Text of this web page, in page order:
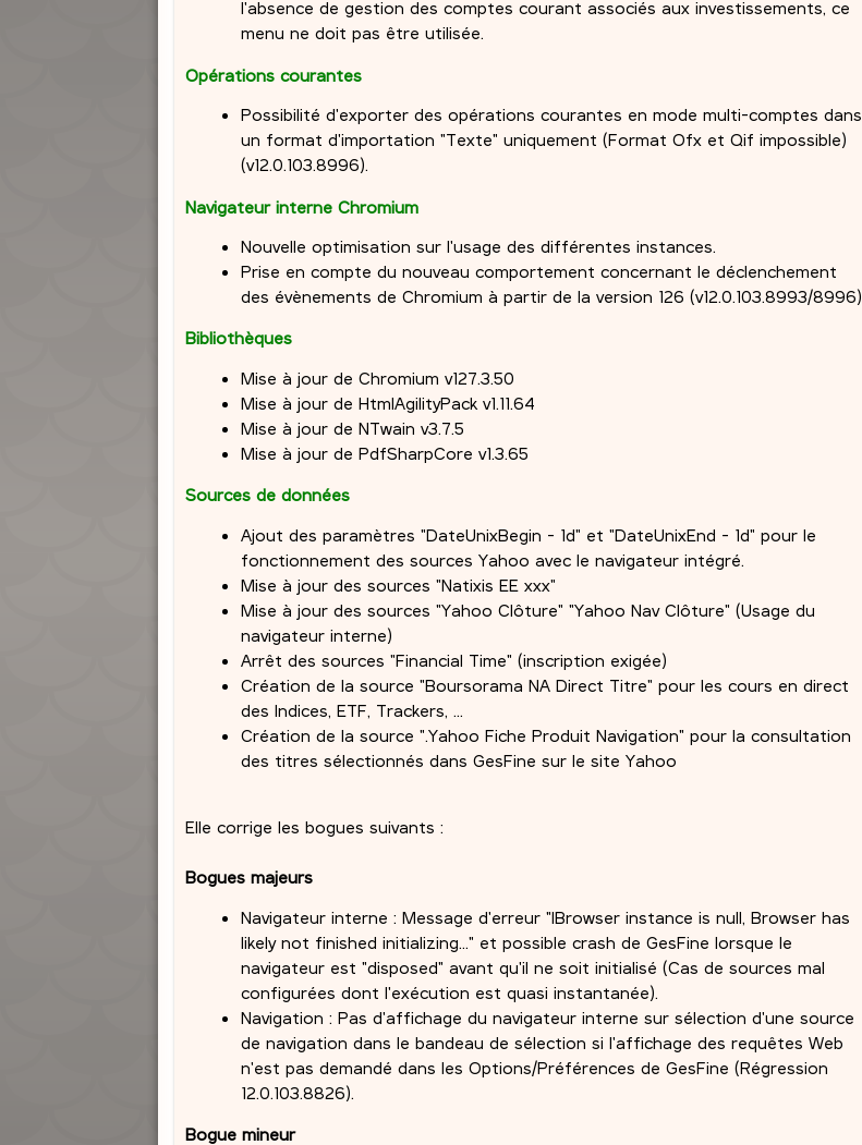
l'absence de gestion des comptes courant associés aux investissements, ce
menu ne doit pas être utilisée.
Opérations courantes
Possibilité d'exporter des opérations courantes en mode multi-comptes dans
un format d'importation "Texte" uniquement (Format Ofx et Qif impossible)
(v12.0.103.8996).
Navigateur interne Chromium
Nouvelle optimisation sur l'usage des différentes instances.
Prise en compte du nouveau comportement concernant le déclenchement
des évènements de Chromium à partir de la version 126 (v12.0.103.8993/8996)
Bibliothèques
Mise à jour de Chromium v127.3.50
Mise à jour de HtmlAgilityPack v1.11.64
Mise à jour de NTwain v3.7.5
Mise à jour de PdfSharpCore v1.3.65
Sources de données
Ajout des paramètres "DateUnixBegin - 1d" et "DateUnixEnd - 1d" pour le
fonctionnement des sources Yahoo avec le navigateur intégré.
Mise à jour des sources "Natixis EE xxx"
Mise à jour des sources "Yahoo Clôture" "Yahoo Nav Clôture" (Usage du
navigateur interne)
Arrêt des sources "Financial Time" (inscription exigée)
Création de la source "Boursorama NA Direct Titre" pour les cours en direct
des Indices, ETF, Trackers, ...
Création de la source ".Yahoo Fiche Produit Navigation" pour la consultation
des titres sélectionnés dans GesFine sur le site Yahoo
Elle corrige les bogues suivants :
Bogues majeurs
Navigateur interne : Message d'erreur "IBrowser instance is null, Browser has
likely not finished initializing..." et possible crash de GesFine lorsque le
navigateur est "disposed" avant qu'il ne soit initialisé (Cas de sources mal
configurées dont l'exécution est quasi instantanée).
Navigation : Pas d'affichage du navigateur interne sur sélection d'une source
de navigation dans le bandeau de sélection si l'affichage des requêtes Web
n'est pas demandé dans les Options/Préférences de GesFine (Régression
12.0.103.8826).
Bogue mineur